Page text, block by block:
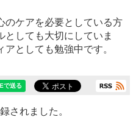
ケアを必要としている方
としても大切にしていま
としても勉強中です。
されました。